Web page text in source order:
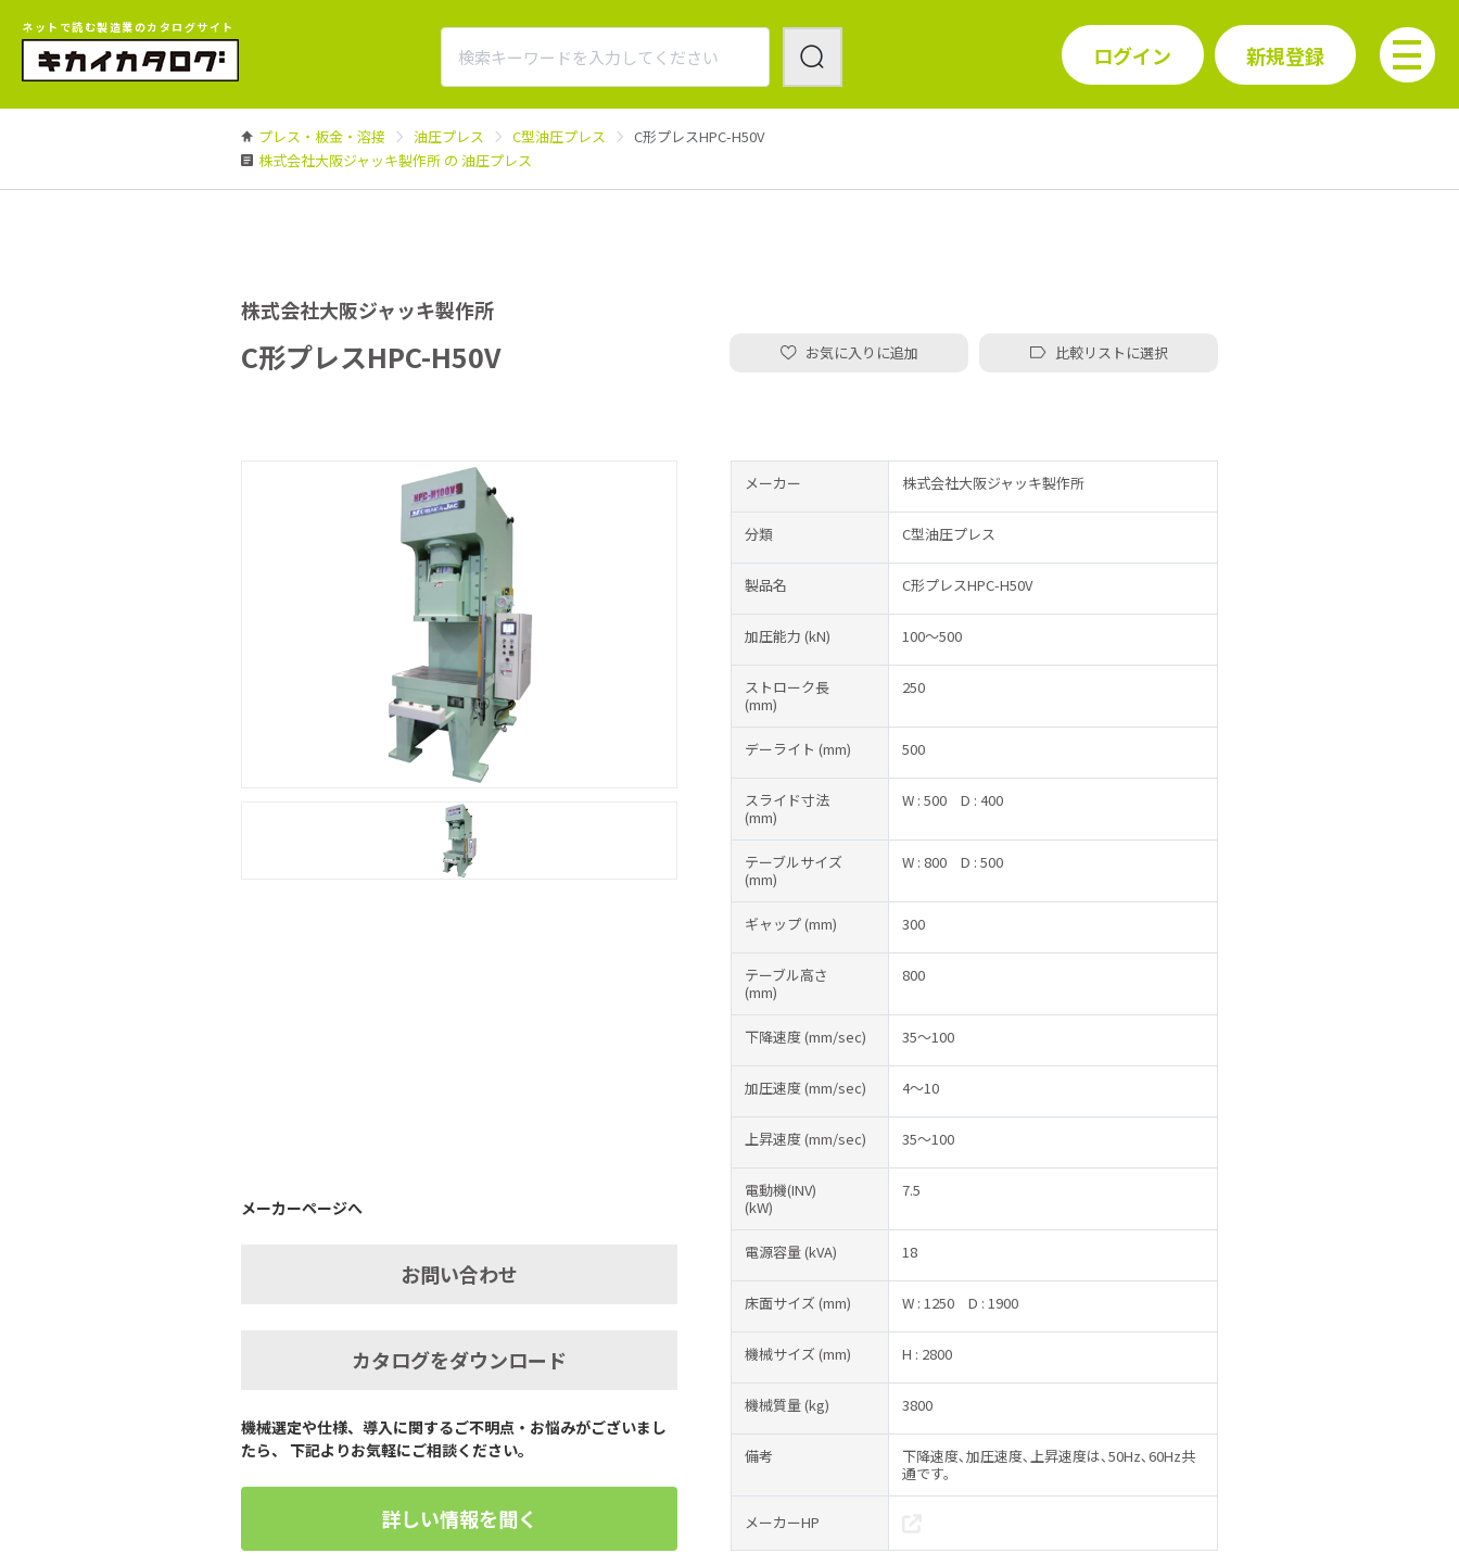
ネットで読む製造業のカタログサイト
ログイン 新規登録
プレス・板金・溶接 油圧プレス C型油圧プレス
C形プレスHPC-H50V
株式会社大阪ジャッキ製作所 の 油圧プレス
株式会社大阪ジャッキ製作所
C形プレスHPC-H50V お気に入りに追加 比較リストに選択
メーカーページへ
お問い合わせ
カタログをダウンロード
機械選定や仕様、導入に関するご不明点・お悩みがございまし
たら、 下記よりお気軽にご相談ください。
詳しい情報を聞く
メーカー 株式会社大阪ジャッキ製作所
分類 C型油圧プレス
製品名 C形プレスHPC-H50V
加圧能力 (kN) 100～500
ストローク長
(mm)
250
デーライト (mm) 500
スライド寸法
(mm)
W : 500 D : 400
テーブルサイズ
(mm)
W : 800 D : 500
ギャップ(mm) 300
テーブル高さ
(mm)
800
下降速度(mm/sec) 35～100
加圧速度(mm/sec) 4～10
上昇速度(mm/sec) 35～100
電動機(INV)
(kW)
7.5
電源容量(kVA) 18
床面サイズ(mm) W : 1250 D : 1900
機械サイズ(mm) H : 2800
機械質量(kg) 3800
備考
下降速度､加圧速度､上昇速度は､50Hz､60Hz共
通です。
メーカーHP